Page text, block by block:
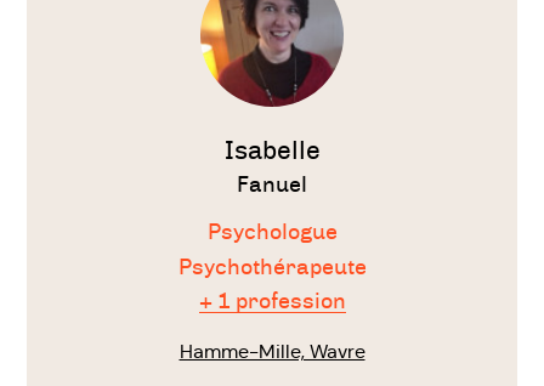
Isabelle
Fanuel
Psychologue
Psychothérapeute
+ 1 profession
Hamme-Mille, Wavre